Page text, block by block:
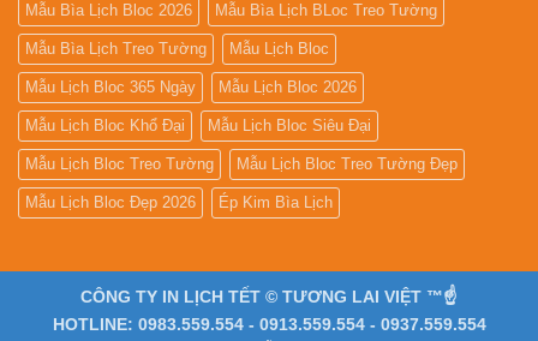
Mẫu Bìa Lịch Bloc 2026 Mẫu Bìa Lịch BLoc Treo Tường
Mẫu Bìa Lịch Treo Tường Mẫu Lịch Bloc
Mẫu Lịch Bloc 365 Ngày Mẫu Lịch Bloc 2026
Mẫu Lịch Bloc Khổ Đại Mẫu Lịch Bloc Siêu Đại
Mẫu Lịch Bloc Treo Tường Mẫu Lịch Bloc Treo Tường Đẹp
Mẫu Lịch Bloc Đẹp 2026 Ép Kim Bìa Lịch
CÔNG TY IN LỊCH TẾT © TƯƠNG LAI VIỆT ™☝️
HOTLINE: 0983.559.554 - 0913.559.554 - 0937.559.554